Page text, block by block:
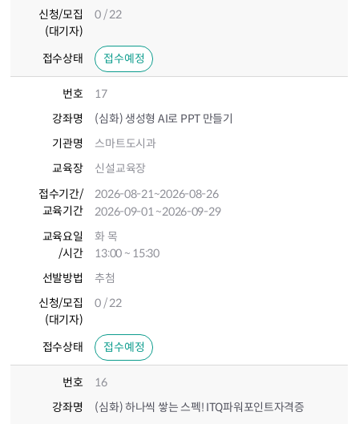
신청/모집
(대기자)
0 / 22
접수상태 접수예정
번호
17
강좌명
(심화) 생성형 AI로 PPT 만들기
기관명
스마트도시과
교육장
신설교육장
접수기간/
교육기간
2026-08-21~2026-08-26
2026-09-01~2026-09-29
교육요일
/시간
화 목
13:00 ~ 15:30
선발방법
추첨
신청/모집
(대기자)
0 / 22
접수상태 접수예정
번호
16
강좌명
(심화) 하나씩 쌓는 스펙! ITQ파워포인트자격증